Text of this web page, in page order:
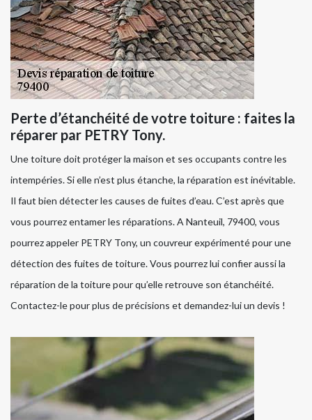
Perte d’étanchéité de votre toiture : faites la
réparer par PETRY Tony.
Une toiture doit protéger la maison et ses occupants contre les
intempéries. Si elle n’est plus étanche, la réparation est inévitable.
Il faut bien détecter les causes de fuites d’eau. C’est après que
vous pourrez entamer les réparations. A Nanteuil, 79400, vous
pourrez appeler PETRY Tony, un couvreur expérimenté pour une
détection des fuites de toiture. Vous pourrez lui confier aussi la
réparation de la toiture pour qu’elle retrouve son étanchéité.
Contactez-le pour plus de précisions et demandez-lui un devis !